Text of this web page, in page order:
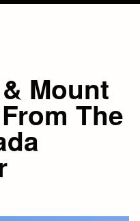
Mount
The